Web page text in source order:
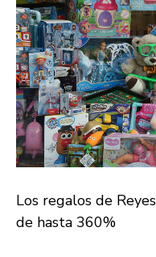
Los regalos de
de hasta 360%